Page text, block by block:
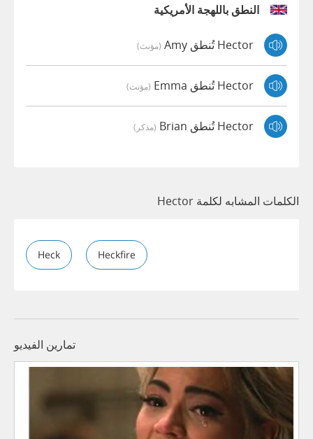
النطق باللهجة الأمريكية
Hector تُنطق Amy (مؤنث)
Hector تُنطق Emma (مؤنث)
Hector تُنطق Brian (مذكر)
الكلمات المشابه لكلمة Hector
Heck Heckfire
تمارين الفيديو